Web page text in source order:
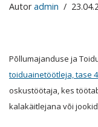
Autoradmin
Põllumajanduse ja
toiduainetöötleja, tase
oskustöötaja, kes
kalakäitlejana või